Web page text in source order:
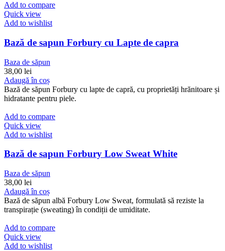
Add to compare
Quick view
Add to wishlist
Bază de sapun Forbury cu Lapte de capra
Baza de săpun
38,00 lei
Adaugă în coș
Bază de săpun Forbury cu lapte de capră, cu proprietăți hrănitoare și
hidratante pentru piele.
Add to compare
Quick view
Add to wishlist
Bază de sapun Forbury Low Sweat White
Baza de săpun
38,00 lei
Adaugă în coș
Bază de săpun albă Forbury Low Sweat, formulată să reziste la
transpirație (sweating) în condiții de umiditate.
Add to compare
Quick view
Add to wishlist